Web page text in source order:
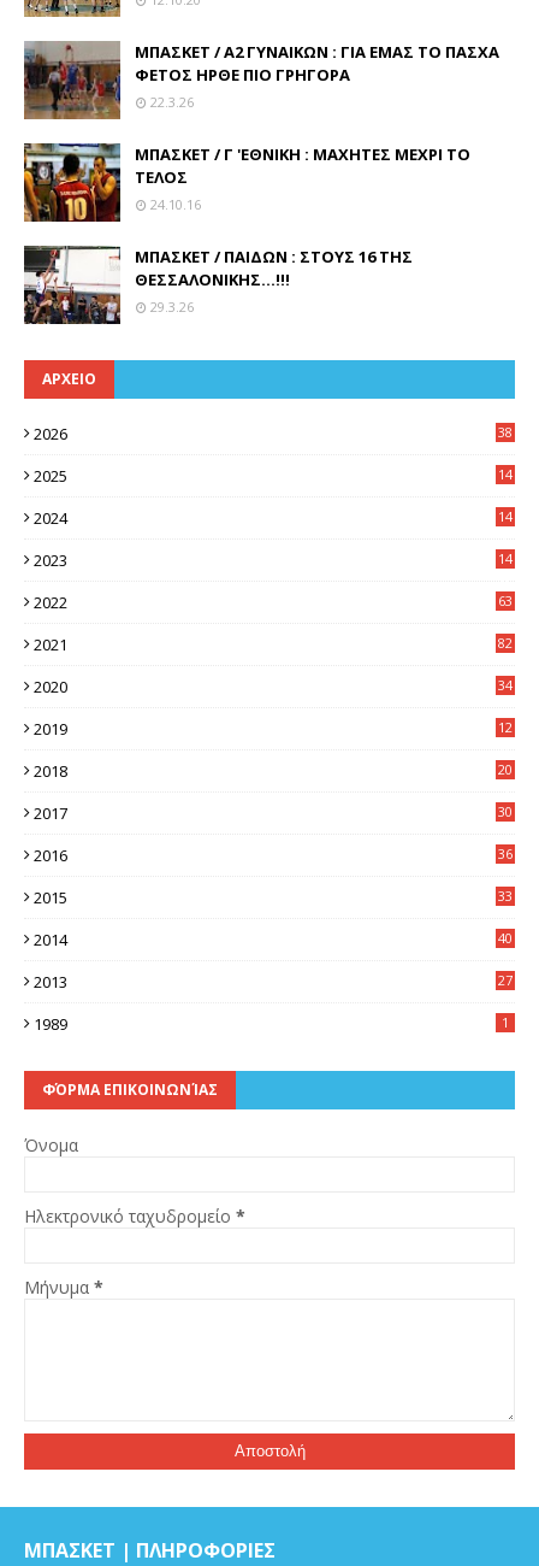
ΜΠΑΣΚΕΤ / Α2 ΓΥΝΑΙΚΩΝ : ΓΙΑ ΕΜΑΣ ΤΟ ΠΑΣΧΑ
ΦΕΤΟΣ ΗΡΘΕ ΠΙΟ ΓΡΗΓΟΡΑ
22.3.26
ΜΠΑΣΚΕΤ / Γ 'ΕΘΝΙΚΗ : ΜΑΧΗΤΕΣ ΜΕΧΡΙ ΤΟ
ΤΕΛΟΣ
24.10.16
ΜΠΑΣΚΕΤ / ΠΑΙΔΩΝ : ΣΤΟΥΣ 16 ΤΗΣ
ΘΕΣΣΑΛΟΝΙΚΗΣ...!!!
29.3.26
ΑΡΧΕΙΟ
2026 38
2025
14
2024
14
2023
14
2022 63
2021 82
2020 34
2019
12
2018
20
2017
30
2016
36
2015
33
2014
40
2013
27
1989 1
ΦΌΡΜΑ ΕΠΙΚΟΙΝΩΝΊΑΣ
Όνομα
Ηλεκτρονικό ταχυδρομείο *
Μήνυμα *
ΜΠΑΣΚΕΤ | ΠΛΗΡΟΦΟΡΙΕΣ